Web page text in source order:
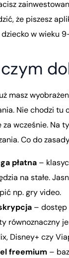
że piszesz
w wieku
masz
Nie chodzi tu
za wcześnie. Na
Co do
płatna–
na stałe.
np. gry video.
– dostęp
równoznaczny
Disney+ czy
freemium–